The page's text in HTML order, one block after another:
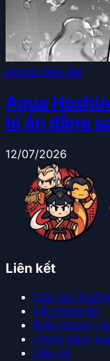
Anime hiện đại
Aqua
bí ẩn đằng
12/07/2026
Liên kết
Câu hỏi
Về chúng tôi
Điều khoản
Chính sách
Liên hệ